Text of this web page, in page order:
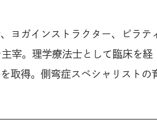
ヨガインストラクター、ピラテ
宰。理学療法士として臨床を経
取得。側弯症スペシャリストの